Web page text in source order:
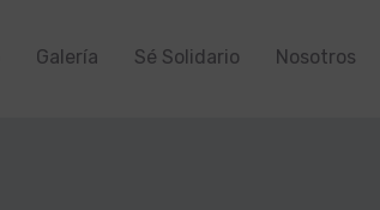
Galería Sé Solidario Nosotros